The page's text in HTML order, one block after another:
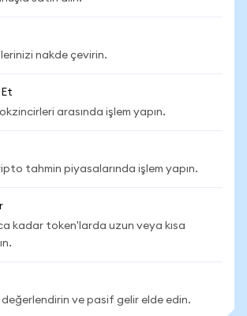
nakde çevirin.
arasında işlem yapın.
tahmin piyasalarında işlem yapın.
kadar token'larda uzun veya kısa
ve pasif gelir elde edin.